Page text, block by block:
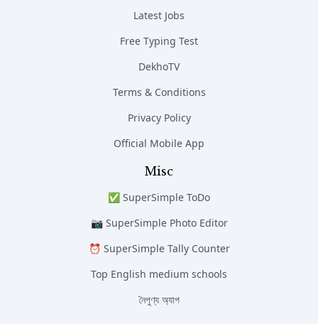
Latest Jobs
Free Typing Test
DekhoTV
Terms & Conditions
Privacy Policy
Official Mobile App
Misc
✅ SuperSimple ToDo
📷 SuperSimple Photo Editor
⏰ SuperSimple Tally Counter
Top English medium schools
নৈপুণ্য অ্যাপ